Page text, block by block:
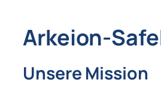
Arkeion-
Unsere Mission